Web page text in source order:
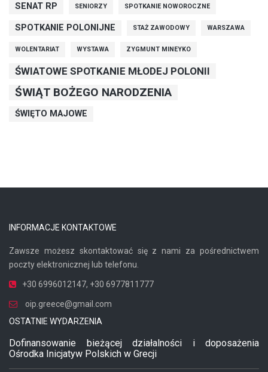
SENAT RP SENIORZY SPOTKANIE NOWOROCZNE
SPOTKANIE POLONIJNE STAŻ ZAWODOWY WARSZAWA
WOLENTARIAT WYSTAWA ZYGMUNT MINEYKO
ŚWIATOWE SPOTKANIE MŁODEJ POLONII
ŚWIĄT BOŻEGO NARODZENIA
ŚWIĘTO MAJOWE
INFORMACJE KONTAKTOWE
Zawsze możesz skontaktować się z nami za pośrednictwem
poczty elektronicznej lub telefonu.
+30 6996012147, +30 6977811777
oip.greece@gmail.com
OSTATNIE WYDARZENIA
Dofinansowanie bieżącej działalności i doposażenia
Ośrodka Inicjatyw Polskich w Grecji